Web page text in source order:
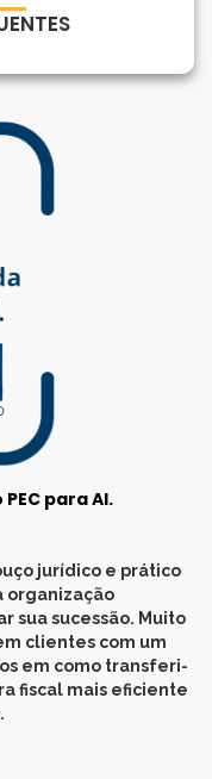
para AI.
jurídico e prático
organização
sua sucessão. Muito
clientes com um
em como transferi-
fiscal mais eficiente
.